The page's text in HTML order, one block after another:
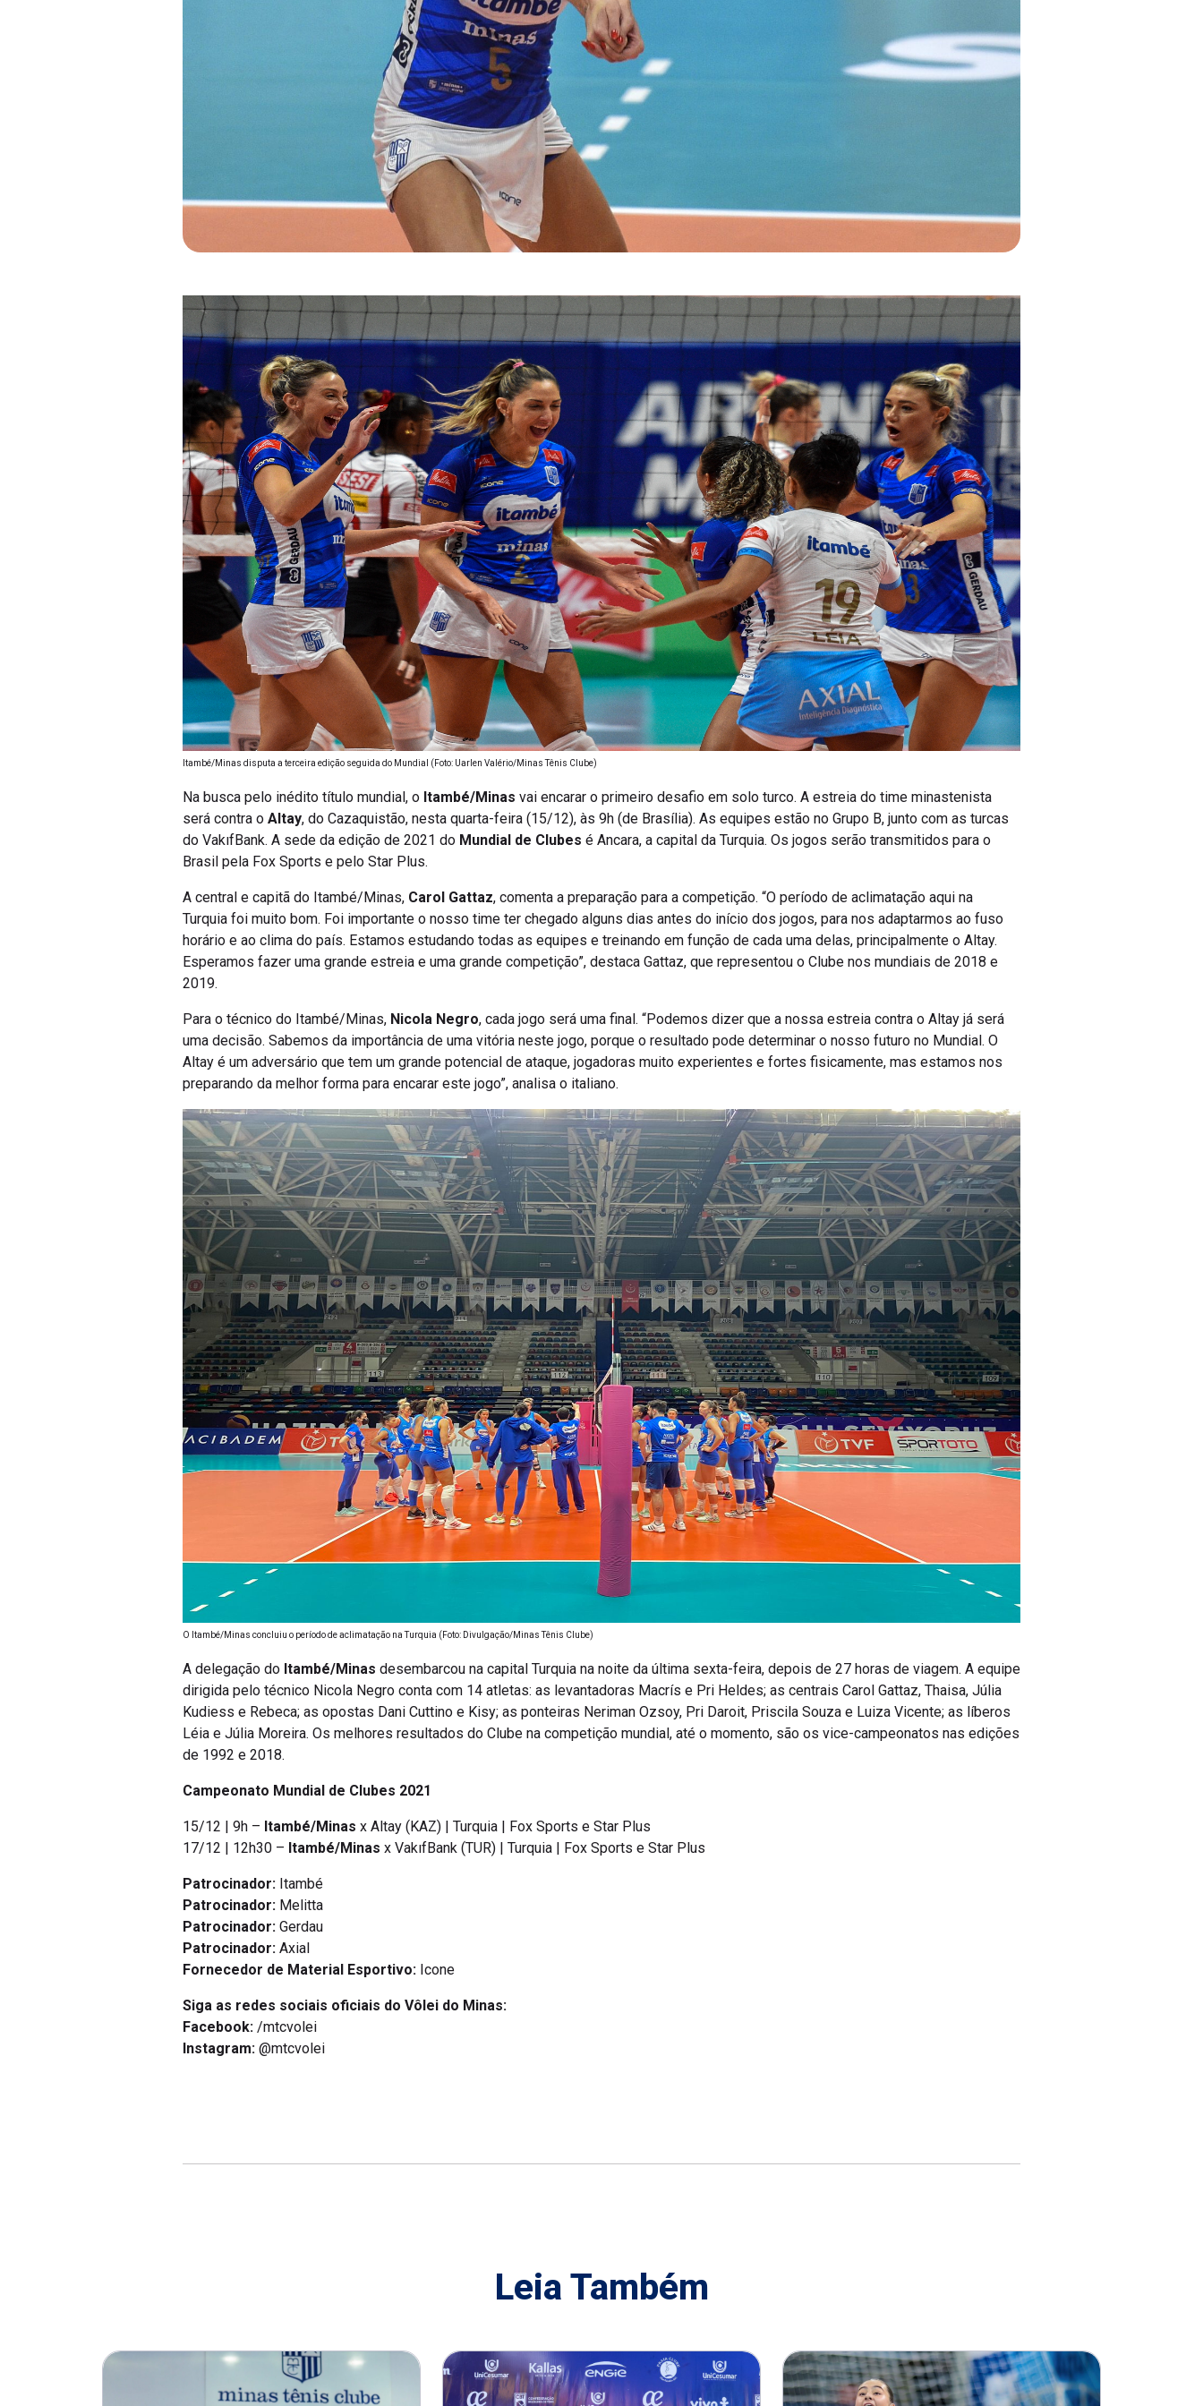
Itambé/Minas disputa a terceira edição seguida do Mundial (Foto: Uarlen Valério/Minas Tênis Clube)
Na busca pelo inédito título mundial, o Itambé/Minas vai encarar o primeiro desafio em solo turco. A estreia do time minastenista
será contra o Altay , do Cazaquistão, nesta quarta-feira (15/12), às 9h (de Brasília). As equipes estão no Grupo B, junto com as turcas
do VakıfBank. A sede da edição de 2021 do Mundial de Clubes é Ancara, a capital da Turquia. Os jogos serão transmitidos para o
Brasil pela Fox Sports e pelo Star Plus.
A central e capitã do Itambé/Minas, Carol Gattaz , comenta a preparação para a competição. “O período de aclimatação aqui na
Turquia foi muito bom. Foi importante o nosso time ter chegado alguns dias antes do início dos jogos, para nos adaptarmos ao fuso
horário e ao clima do país. Estamos estudando todas as equipes e treinando em função de cada uma delas, principalmente o Altay.
Esperamos fazer uma grande estreia e uma grande competição”, destaca Gattaz, que representou o Clube nos mundiais de 2018 e
2019.
Para o técnico do Itambé/Minas, Nicola Negro , cada jogo será uma final. “Podemos dizer que a nossa estreia contra o Altay já será
uma decisão. Sabemos da importância de uma vitória neste jogo, porque o resultado pode determinar o nosso futuro no Mundial. O
Altay é um adversário que tem um grande potencial de ataque, jogadoras muito experientes e fortes fisicamente, mas estamos nos
preparando da melhor forma para encarar este jogo”, analisa o italiano.
O Itambé/Minas concluiu o período de aclimatação na Turquia (Foto: Divulgação/Minas Tênis Clube)
A delegação do Itambé/Minas desembarcou na capital Turquia na noite da última sexta-feira, depois de 27 horas de viagem. A equipe
dirigida pelo técnico Nicola Negro conta com 14 atletas: as levantadoras Macrís e Pri Heldes; as centrais Carol Gattaz, Thaisa, Júlia
Kudiess e Rebeca; as opostas Dani Cuttino e Kisy; as ponteiras Neriman Ozsoy, Pri Daroit, Priscila Souza e Luiza Vicente; as líberos
Léia e Júlia Moreira. Os melhores resultados do Clube na competição mundial, até o momento, são os vice-campeonatos nas edições
de 1992 e 2018.
Campeonato Mundial de Clubes 2021
15/12 | 9h – Itambé/Minas x Altay (KAZ) | Turquia | Fox Sports e Star Plus
17/12 | 12h30 – Itambé/Minas x VakıfBank (TUR) | Turquia | Fox Sports e Star Plus
Patrocinador: Itambé
Patrocinador: Melitta
Patrocinador: Gerdau
Patrocinador: Axial
Fornecedor de Material Esportivo: Icone
Siga as redes sociais oficiais do Vôlei do Minas:
Facebook: /mtcvolei
Instagram: @mtcvolei
Leia Também